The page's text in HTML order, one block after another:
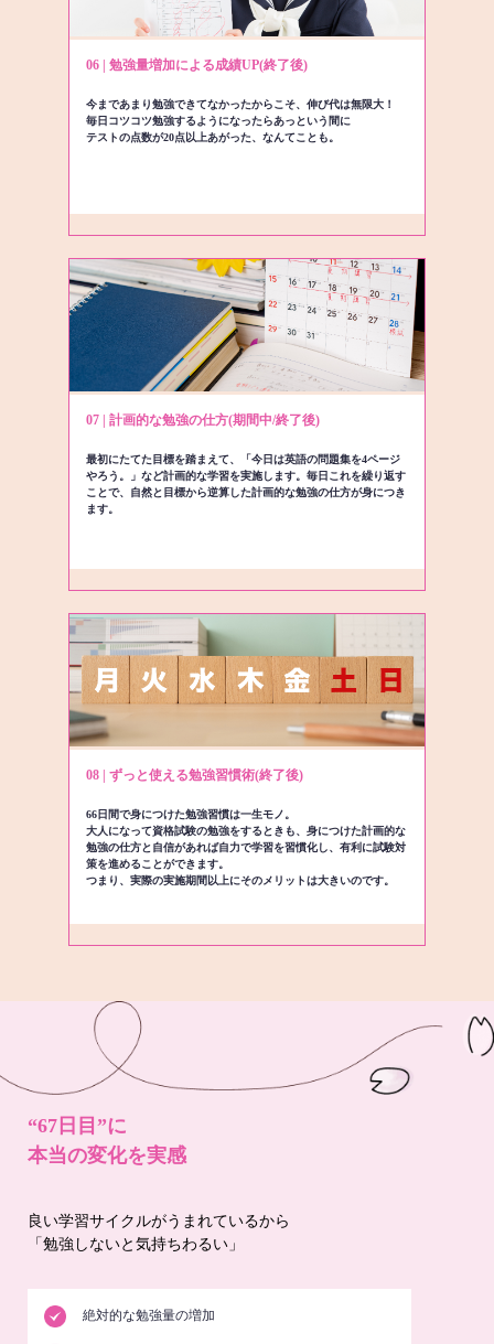
06 | 勉強量増加による成績UP(終了後)
今まであまり勉強できてなかったからこそ、伸び代は無限大！
毎日コツコツ勉強するようになったらあっという間に
テストの点数が20点以上あがった、なんてことも。
07 | 計画的な勉強の仕方(期間中/終了後)
最初にたてた目標を踏まえて、「今日は英語の問題集を4ページ
やろう。」など計画的な学習を実施します。毎日これを繰り返す
ことで、自然と目標から逆算した計画的な勉強の仕方が身につき
ます。
08 | ずっと使える勉強習慣術(終了後)
66日間で身につけた勉強習慣は一生モノ。
大人になって資格試験の勉強をするときも、身につけた計画的な
勉強の仕方と自信があれば自力で学習を習慣化し、有利に試験対
策を進めることができます。
つまり、実際の実施期間以上にそのメリットは大きいのです。
“67日目”に
本当の変化を実感
良い学習サイクルがうまれているから
「勉強しないと気持ちわるい」
絶対的な勉強量の増加